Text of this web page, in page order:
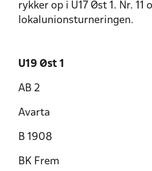
rykker op i U17 Øst 1. Nr. 11
lokalunionsturneringen.
U19 Øst 1
AB 2
Avarta
B 1908
BK Frem